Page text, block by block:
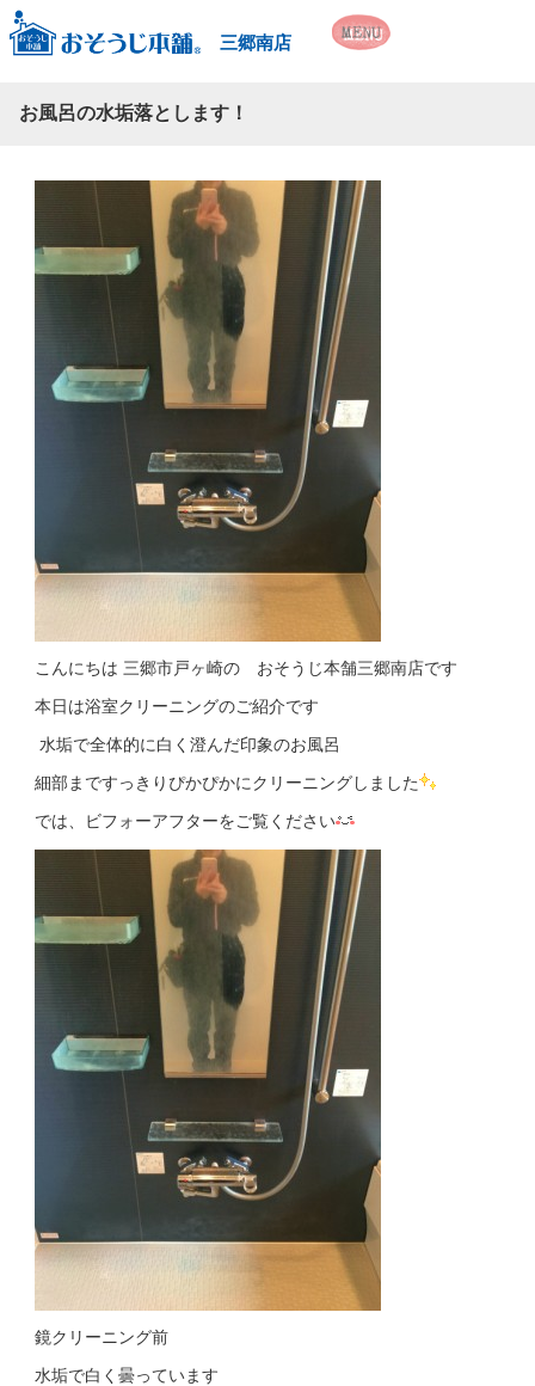
三郷南店
お風呂の水垢落とします！
こんにちは 三郷市戸ヶ崎の おそうじ本舗三郷南店です
本日は浴室クリーニングのご紹介です
水垢で全体的に白く澄んだ印象のお風呂
細部まですっきりぴかぴかにクリーニングしました
では、ビフォーアフターをご覧ください
鏡クリーニング前
水垢で白く曇っています